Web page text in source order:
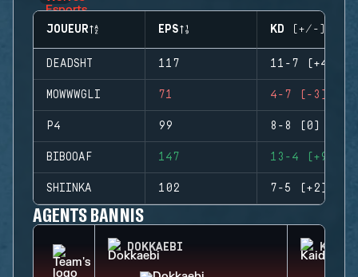
JOUEUR EPS KD (+/-)
DEADSHT 117 11-7 (+4)
MOWWWGLI 71 4-7 (-3)
P4 99 8-8 (0)
BIBOOAF 147 13-4 (+9)
SHIINKA 102 7-5 (+2)
AGENTS BANNIS
DOKKAEBI KAID